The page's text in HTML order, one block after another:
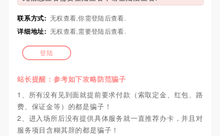
联系方式: 无权查看,你需登陆后查看.
详细地址: 无权查看,需要登陆后查看.
登陆
站长提醒：参考如下攻略防范骗子
1、所有没有见到面就提前要求付款（索取定金、红包、路
费、保证金等）的都是骗子！
2、进入场所后没有提供具体服务就一直推荐办卡，并且对
服务项目含糊其辞的都是骗子！